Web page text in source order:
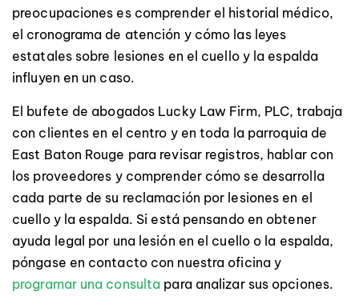
preocupaciones es comprender el historial médico,
el cronograma de atención y cómo las leyes
estatales sobre lesiones en el cuello y la espalda
influyen en un caso.
El bufete de abogados Lucky Law Firm, PLC, trabaja
con clientes en el centro y en toda la parroquia de
East Baton Rouge para revisar registros, hablar con
los proveedores y comprender cómo se desarrolla
cada parte de su reclamación por lesiones en el
cuello y la espalda. Si está pensando en obtener
ayuda legal por una lesión en el cuello o la espalda,
póngase en contacto con nuestra oficina y
programar una consulta para analizar sus opciones.